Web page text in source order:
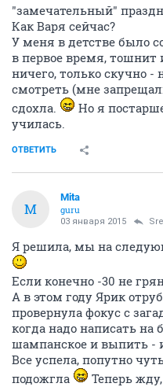
"замечательный"
Как Варя сейчас?
У меня в детстве было
в первое время, тошнит
ничего, только скучно -
смотреть (мне
сдохла.
Но я
училась.
ОТВЕТИТЬ
M
Mita
guru
03 января 2015
Я решила, мы на
Если конечно -30 не
А в этом году Ярик
провернула фокус с
когда надо написать
шампанское и выпить -
Все успела, попутно
подожгла
Теперь